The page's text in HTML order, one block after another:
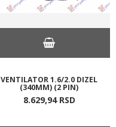
VENTILATOR 1.6/2.0 DIZEL
(340MM) (2 PIN)
8.629,94 RSD